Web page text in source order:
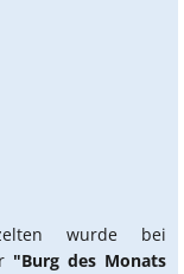
wurde bei
"Burg des Monats